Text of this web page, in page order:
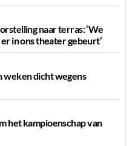
naar terras: ‘We
in ons theater gebeurt’
weken dicht wegens
het kampioenschap van